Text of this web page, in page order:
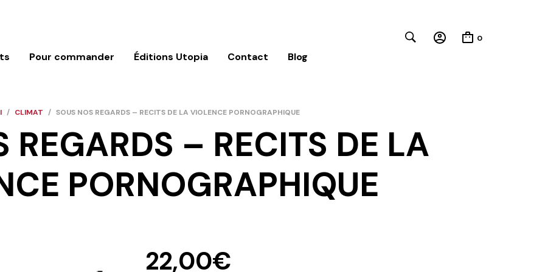
Pour commander Éditions Utopia Contact Blog
0
/ CLIMAT / SOUS NOS REGARDS – RECITS DE LA VIOLENCE PORNOGRAPHIQUE
REGARDS – RECITS DE LA
PORNOGRAPHIQUE
22,00€